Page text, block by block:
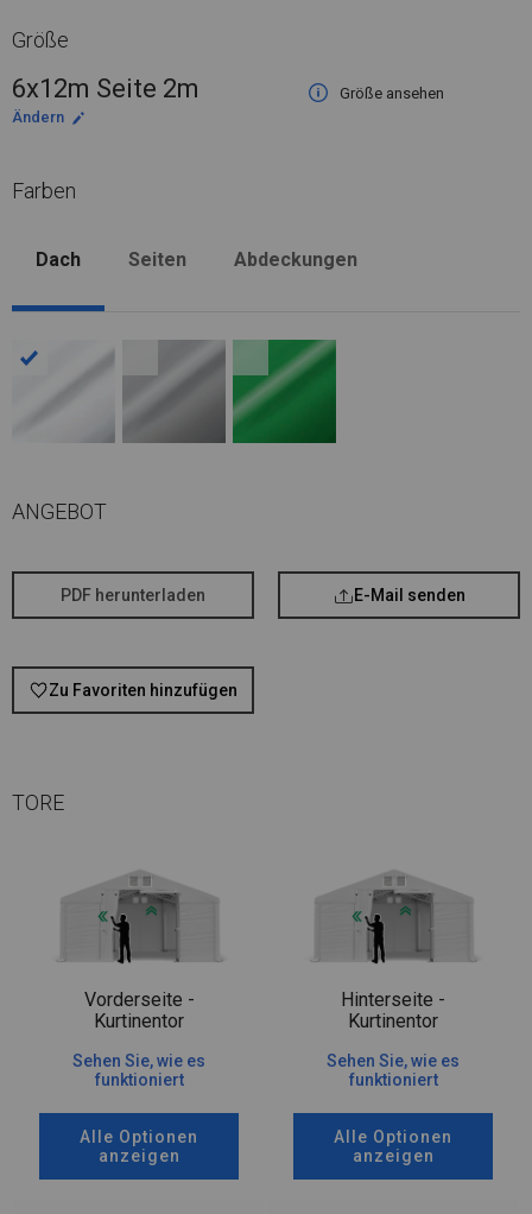
Größe
6x12m Seite 2m
Größe ansehen
Ändern
Farben
Dach Seiten Abdeckungen
ANGEBOT
PDF herunterladen E-Mail senden
Zu Favoriten hinzufügen
TORE
Vorderseite -
Kurtinentor
Sehen Sie, wie es
funktioniert
Alle Optionen
anzeigen
Hinterseite -
Kurtinentor
Sehen Sie, wie es
funktioniert
Alle Optionen
anzeigen